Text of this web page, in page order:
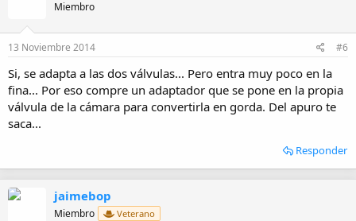
Miembro
13 Noviembre 2014 #6
Si, se adapta a las dos válvulas... Pero entra muy poco en la
fina... Por eso compre un adaptador que se pone en la propia
válvula de la cámara para convertirla en gorda. Del apuro te
saca...
Responder
jaimebop
Miembro Veterano